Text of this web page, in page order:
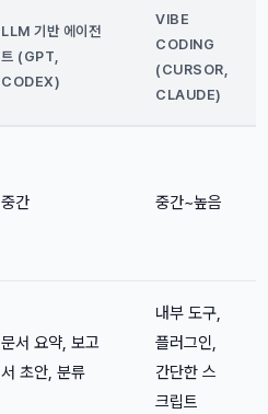
LLM 기반 에이전
트 (GPT,
CODEX)
VIBE
CODING
(CURSOR,
CLAUDE)
중간 중간~높음
문서 요약, 보고
서 초안, 분류
내부 도구,
플러그인,
간단한 스
크립트